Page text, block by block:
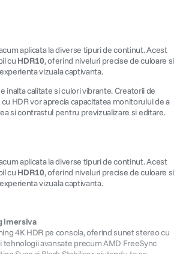
aplicata la diverse tipuri de continut. Acest
cu HDR10, oferind niveluri precise de culoare si
vizuala captivanta.
inalta calitate si culori vibrante. Creatorii de
HDR vor aprecia capacitatea monitorului de a
si contrastul pentru previzualizare si editare.
aplicata la diverse tipuri de continut. Acest
cu HDR10, oferind niveluri precise de culoare si
vizuala captivanta.
imersiva
4K HDR pe consola, oferind sunet stereo cu
avansate precum AMD FreeSync